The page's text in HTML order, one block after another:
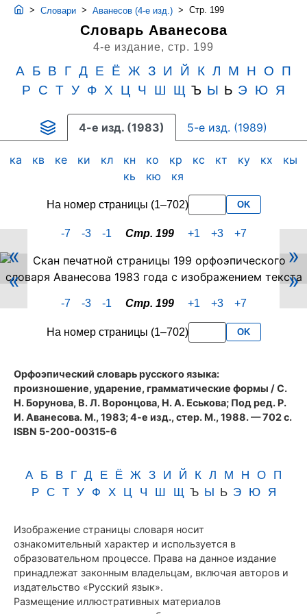
> Словари > Аванесов (4-е изд.) > Стр. 199
Словарь Аванесова
4-е издание, стр. 199
А Б В Г Д Е Ё Ж З И Й К Л М Н О
П
Р
С Т У Ф Х Ц Ч Ш Щ Ъ Ы Ь Э Ю Я
4-е изд. (1983) 5-е изд. (1989)
ка кв ке ки кл кн ко кр кс кт ку кх
кы
кь
кю кя
На номер страницы (1–702) OK
-7 -3 -1 Стр. 199 +1 +3 +7
Скан
PDF-
страницы
199
Аванесова
«
»
«
»
-7 -3 -1 Стр. 199 +1 +3 +7
На номер страницы (1–702) OK
Орфоэпический словарь русского языка:
произношение, ударение, грамматические формы / С.
Н. Борунова, В. Л. Воронцова, Н. А. Еськова; Под ред. Р.
И. Аванесова. М., 1983; 4-е изд., стер. М., 1988. — 702 с.
ISBN 5-200-00315-6
А Б В Г Д Е Ё Ж З И Й К Л М Н О П
Р С Т У Ф Х Ц Ч Ш Щ Ъ Ы Ь Э Ю Я
Изображение страницы словаря носит
ознакомительный характер и используется в
образовательном процессе. Права на данное издание
принадлежат законным владельцам, включая авторов и
издательство «Русский язык».
Размещение иллюстративных материалов